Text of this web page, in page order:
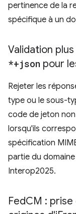
pertinence de la
spécifique à un
Validation
*+json pour
Rejeter les
type ou le sous-
code de jeton
lorsqu'ils
spécification
partie du
Interop2025.
FedCM :